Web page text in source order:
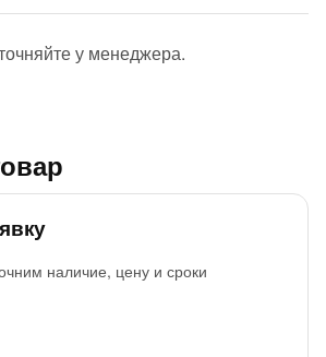
у менеджера.
наличие, цену и сроки